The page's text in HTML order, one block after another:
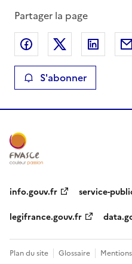
Partager la page
Partager sur Facebook
Partager sur X
S'abonner
info.gouv.fr
service-
legifrance.gouv.fr
Plan du site Glossaire